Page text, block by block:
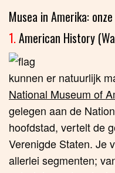
Musea in Amerika:
1.American History
kunnen er natuurlijk
National Museum of
gelegen aan de
hoofdstad, vertelt de
Verenigde Staten. Je
allerlei segmenten;